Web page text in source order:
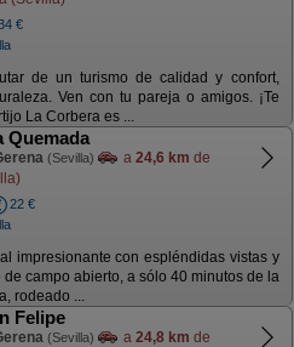
€
de un turismo de calidad y confort,
Ven con tu pareja o amigos. ¡Te
La Corbera es ...
Quemada
(Sevilla) a 24,6 km de
22 €
impresionante con espléndidas vistas y
campo abierto, a sólo 40 minutos de la
rodeado ...
Felipe
(Sevilla) a 24,8 km de